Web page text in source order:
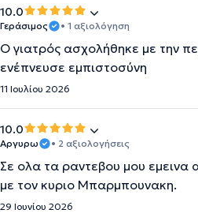
10.0
Γεράσιμος • 1 αξιολόγηση
Ο γιατρός ασχολήθηκε με την
ενέπνευσε εμπιστοσύνη
11 Ιουλίου 2026
10.0
Αργυρω • 2 αξιολογήσεις
Σε ολα τα ραντεβου μου εμεινα
με τον κυριο Μπαρμπουνακη.
29 Ιουνίου 2026